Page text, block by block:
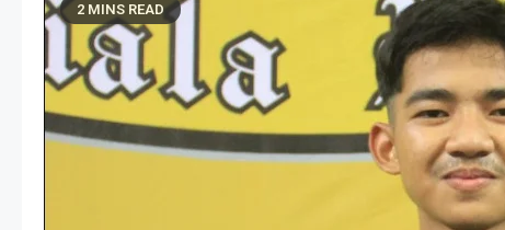
2 MINS READ